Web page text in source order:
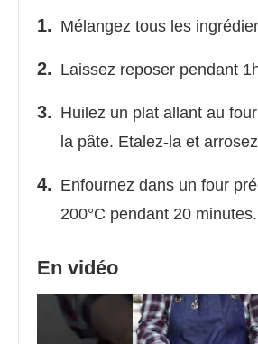
Mélangez tous les
Laissez reposer pendant
Huilez un plat allant au
la pâte. Etalez-la et arrosez
Enfournez dans un four
200°C pendant 20 minutes.
En vidéo